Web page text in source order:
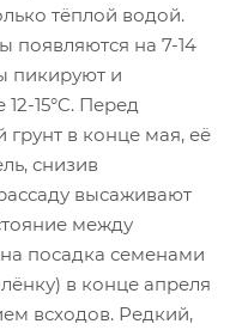
тёплой водой.
появляются на 7-14
пикируют и
15°C. Перед
в конце мая, её
снизив
высаживают
между
посадка семенами
в конце апреля
всходов. Редкий,